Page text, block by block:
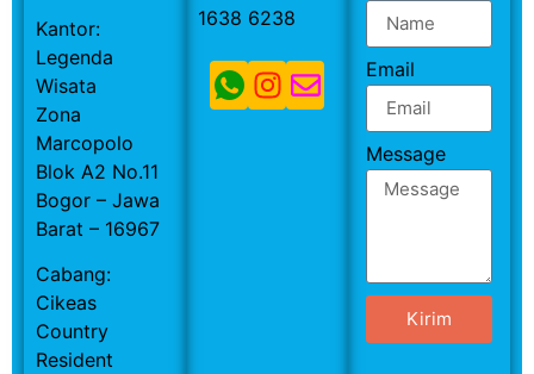
Kantor:
Legenda
Wisata
Zona
Marcopolo
Blok A2 No.11
Bogor – Jawa
Barat – 16967
Cabang:
Cikeas
Country
Resident
1638 6238
Email
Message
Kirim